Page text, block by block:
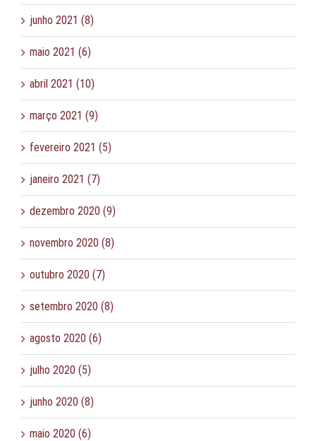
junho 2021 (8)
maio 2021 (6)
abril 2021 (10)
março 2021 (9)
fevereiro 2021 (5)
janeiro 2021 (7)
dezembro 2020 (9)
novembro 2020 (8)
outubro 2020 (7)
setembro 2020 (8)
agosto 2020 (6)
julho 2020 (5)
junho 2020 (8)
maio 2020 (6)